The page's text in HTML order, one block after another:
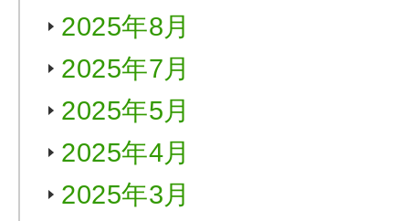
2025年8月
2025年7月
2025年5月
2025年4月
2025年3月